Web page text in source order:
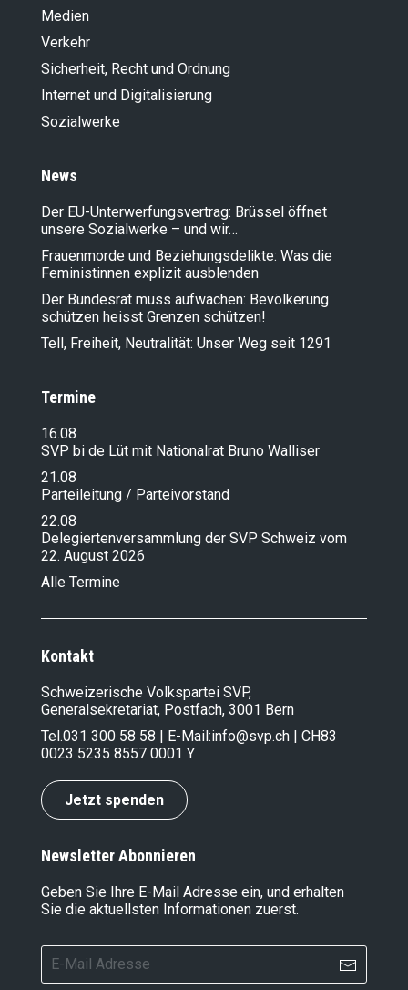
Medien
Verkehr
Sicherheit, Recht und Ordnung
Internet und Digitalisierung
Sozialwerke
News
Der EU-Unterwerfungsvertrag: Brüssel öffnet
unsere Sozialwerke – und wir…
Frauenmorde und Beziehungsdelikte: Was die
Feministinnen explizit ausblenden
Der Bundesrat muss aufwachen: Bevölkerung
schützen heisst Grenzen schützen!
Tell, Freiheit, Neutralität: Unser Weg seit 1291
Termine
16.08
SVP bi de Lüt mit Nationalrat Bruno Walliser
21.08
Parteileitung / Parteivorstand
22.08
Delegiertenversammlung der SVP Schweiz vom
22. August 2026
Alle Termine
Kontakt
Schweizerische Volkspartei SVP,
Generalsekretariat, Postfach, 3001 Bern
Tel.031 300 58 58 | E-Mail:info@svp.ch | CH83
0023 5235 8557 0001 Y
Jetzt spenden
Newsletter Abonnieren
Geben Sie Ihre E-Mail Adresse ein, und erhalten
Sie die aktuellsten Informationen zuerst.